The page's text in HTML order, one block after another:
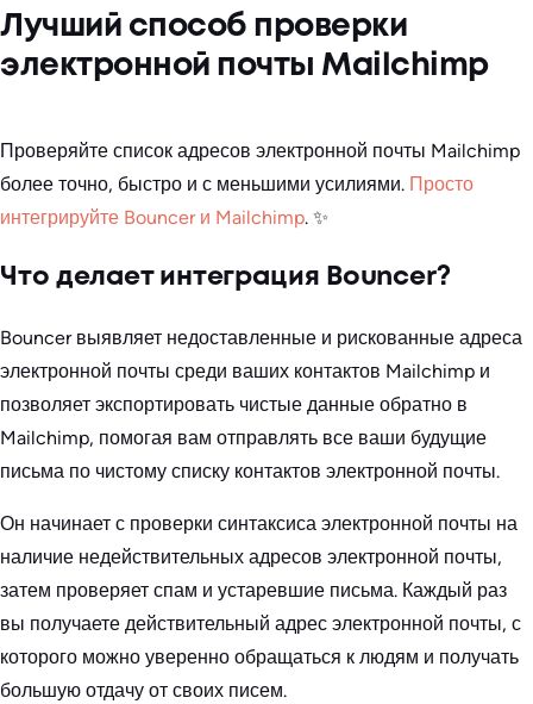
Лучший способ проверки
электронной почты Mailchimp
Проверяйте список адресов электронной почты Mailchimp
более точно, быстро и с меньшими усилиями. Просто
интегрируйте Bouncer и Mailchimp. ✨
Что делает интеграция Bouncer?
Bouncer выявляет недоставленные и рискованные адреса
электронной почты среди ваших контактов Mailchimp и
позволяет экспортировать чистые данные обратно в
Mailchimp, помогая вам отправлять все ваши будущие
письма по чистому списку контактов электронной почты.
Он начинает с проверки синтаксиса электронной почты на
наличие недействительных адресов электронной почты,
затем проверяет спам и устаревшие письма. Каждый раз
вы получаете действительный адрес электронной почты, с
которого можно уверенно обращаться к людям и получать
большую отдачу от своих писем.